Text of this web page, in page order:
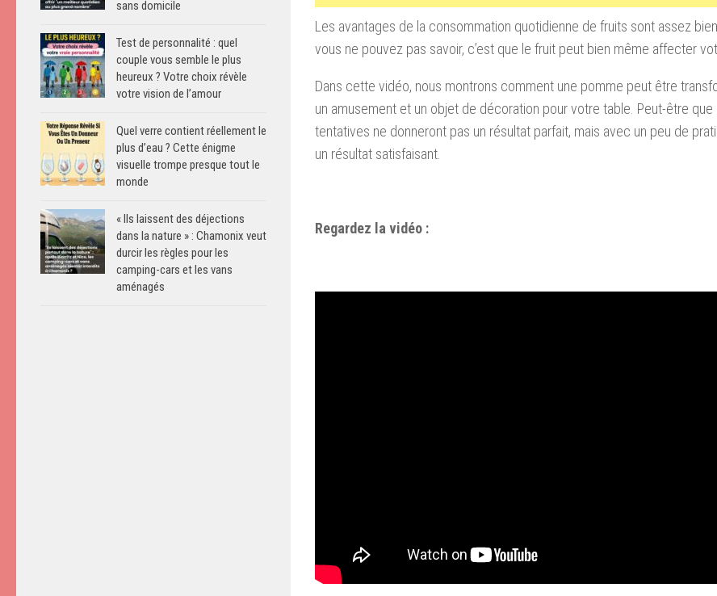
Les avantages de la consommation quotidienne de fruits sont assez
vous ne pouvez pas savoir, c’est que le fruit peut bien même affecter
Dans cette vidéo, nous montrons comment une pomme peut être
un amusement et un objet de décoration pour votre table. Peut-être
tentatives ne donneront pas un résultat parfait, mais avec un peu de
un résultat satisfaisant.
Regardez la vidéo :
sans domicile
Test de personnalité : quel
couple vous semble le plus
heureux ? Votre choix révèle
votre vision de l’amour
Quel verre contient réellement le
plus d’eau ? Cette énigme
visuelle trompe presque tout le
monde
« Ils laissent des déjections
dans la nature » : Chamonix veut
durcir les règles pour les
camping-cars et les vans
aménagés